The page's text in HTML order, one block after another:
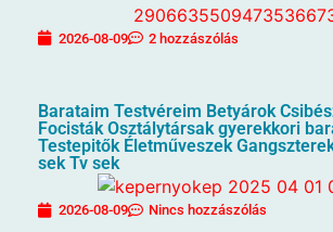
2026-08-09 2 hozzászólás
Barataim Testvéreim Betyárok
Focisták Osztálytársak gyerekkori
Testepitők Életműveszek
sek Tv sek
2026-08-09 Nincs hozzászólás